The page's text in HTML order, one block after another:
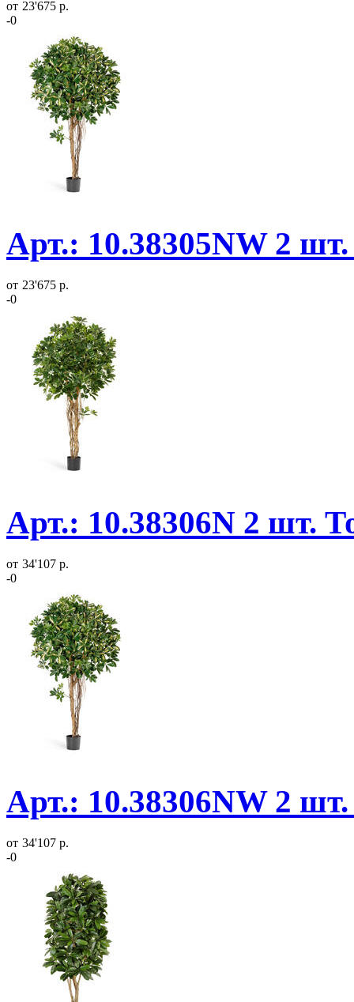
от 23'675 р.
-0
Арт.: 10.38305NW 2
от 23'675 р.
-0
Арт.: 10.38306N 2 шт.
от 34'107 р.
-0
Арт.: 10.38306NW 2
от 34'107 р.
-0